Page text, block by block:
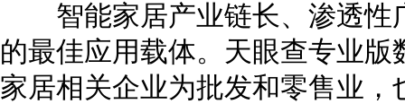
智能家居产业链长、渗透性
的最佳应用载体。天眼查专业
家居相关企业为批发和零售业